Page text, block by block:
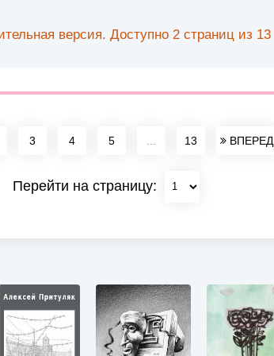
версия. Доступно 2 страниц из 13
3 4 5 13 ВПЕРЕД
Перейти на страницу: